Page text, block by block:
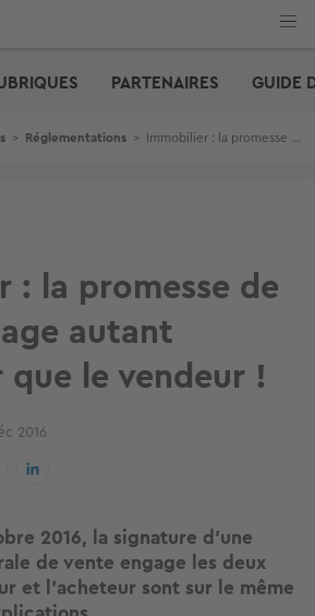
PARTENAIRES GUIDE
> Réglementations > Immobilier : la promesse de vente engage autant l'acheteur que le vendeur !
: la promesse de
autant
le vendeur !
2016
2016, la signature d'une
de vente engage les deux
et l'acheteur sont sur le même